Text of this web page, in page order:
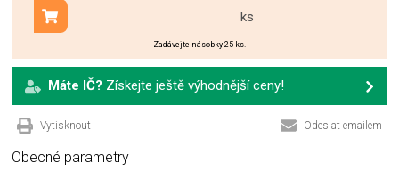
ks
Přidat do košíku
Zadávejte násobky 25 ks.
Máte IČ? Získejte ještě výhodnější ceny!
Vytisknout Odeslat emailem
Obecné parametry